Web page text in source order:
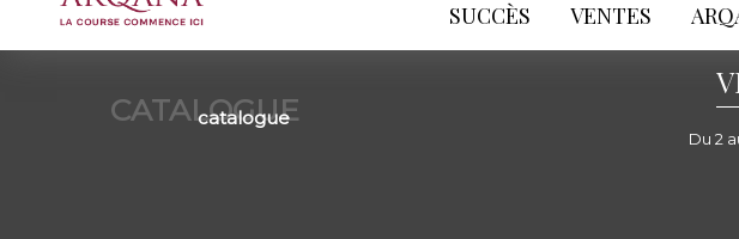
SUCCÈS VENTES
CATALOGUE
catalogue
Du 2